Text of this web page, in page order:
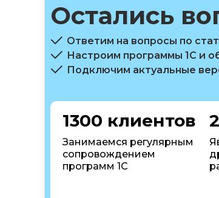
Остались
Ответим на вопросы по
Настроим программы 1С и
Подключим актуальные
1300 клиентов
Занимаемся регулярным
сопровождением
программ 1С